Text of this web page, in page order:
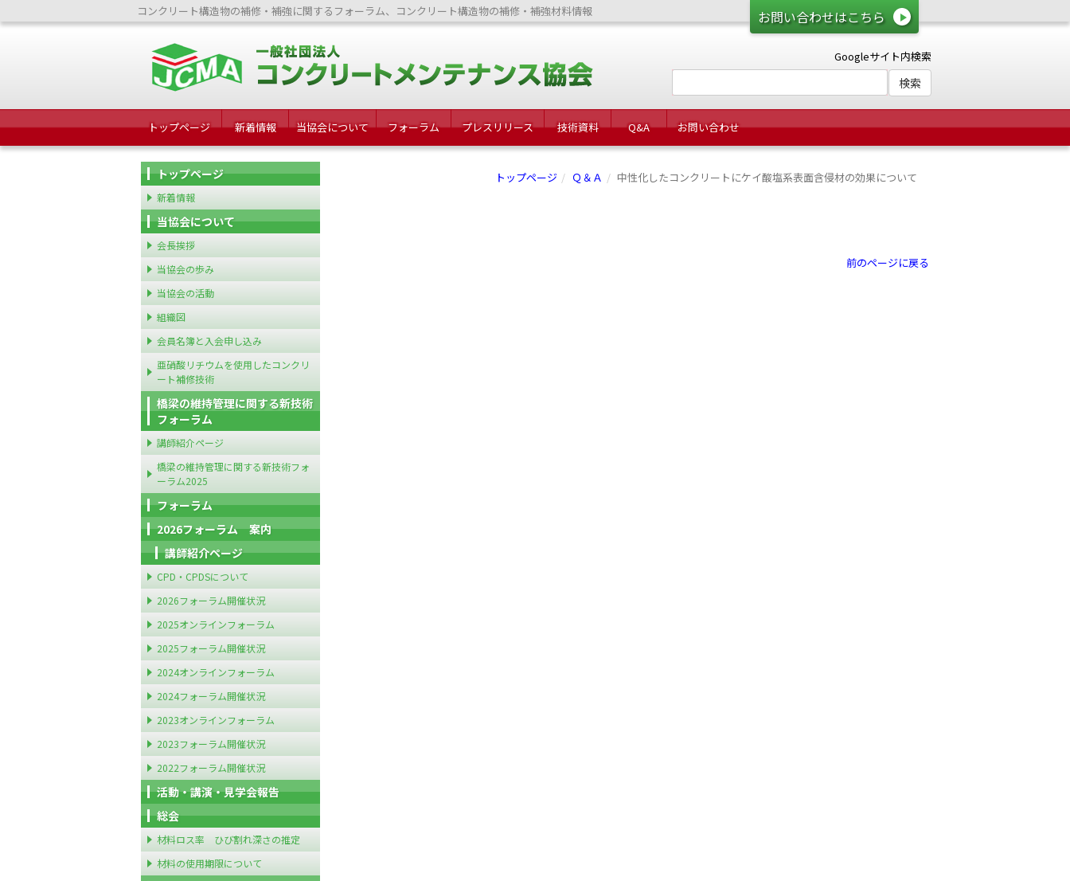
お問い合わせはこちら
コンクリート構造物の補修・補強に関するフォーラム、コンクリート構造物の補修・補強材料情報
Googleサイト内検索
トップページ 新着情報 当協会について フォーラム プレスリリース 技術資料 Q&A お問い合わせ
トップページ Ｑ＆Ａ 中性化したコンクリートにケイ酸塩系表面含侵材の効果について
前のページに戻る
トップページ
新着情報
当協会について
会長挨拶
当協会の歩み
当協会の活動
組織図
会員名簿と入会申し込み
亜硝酸リチウムを使用したコンクリ
ート補修技術
橋梁の維持管理に関する新技術
フォーラム
講師紹介ページ
橋梁の維持管理に関する新技術フォ
ーラム2025
フォーラム
2026フォーラム 案内
講師紹介ページ
CPD・CPDSについて
2026フォーラム開催状況
2025オンラインフォーラム
2025フォーラム開催状況
2024オンラインフォーラム
2024フォーラム開催状況
2023オンラインフォーラム
2023フォーラム開催状況
2022フォーラム開催状況
活動・講演・見学会報告
総会
材料ロス率 ひび割れ深さの推定
材料の使用期限について